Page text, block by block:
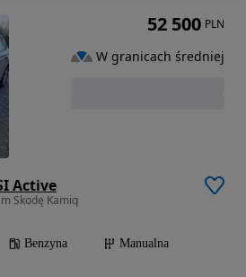
Active
Skodę Kamiq
Benzyna
Manualna
52 500 PLN
W granicach średniej